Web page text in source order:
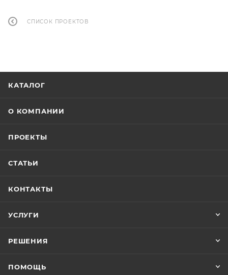
СПИСОК ПРОЕКТОВ
КАТАЛОГ
О КОМПАНИИ
ПРОЕКТЫ
СТАТЬИ
КОНТАКТЫ
УСЛУГИ
РЕШЕНИЯ
ПОМОЩЬ